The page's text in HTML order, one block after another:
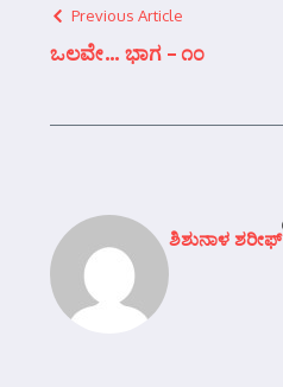
Previous Article
ಒಲವೇ… ಭಾಗ – ೧೦
ಶಿಶುನಾಳ ಶರೀಫ್